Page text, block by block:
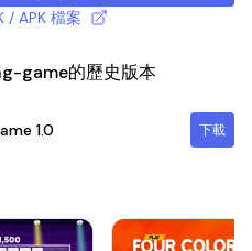
/ APK 檔案
game的歷史版本
1.0 下載